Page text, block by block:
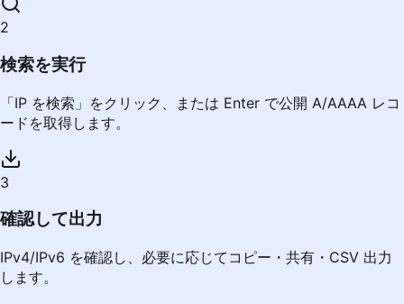
2
検索を実行
「IP を検索」をクリック、または Enter で公開 A/AAAA レコ
ードを取得します。
3
確認して出力
IPv4/IPv6 を確認し、必要に応じてコピー・共有・CSV 出力
します。